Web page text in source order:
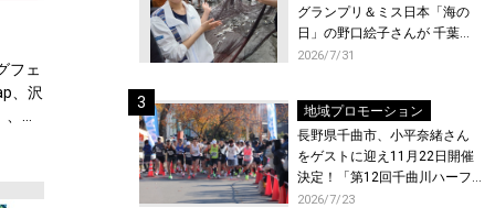
フェ
、沢
グランプリ＆ミス日本「海の
日」の野口絵子さんが 千葉県
唯一の村・長生村で地引網を
2026/7/31
地域プロモーション
長野県千曲市、小平奈緒さん
をゲストに迎え11月22日開催
決定！「第12回千曲川ハーフ
マラソン」エントリー受付開
2026/7/23